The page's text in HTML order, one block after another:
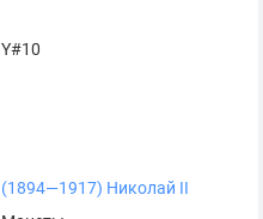
Y#10
(1894—1917) Николай II